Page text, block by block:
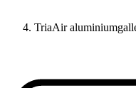
TriaAir